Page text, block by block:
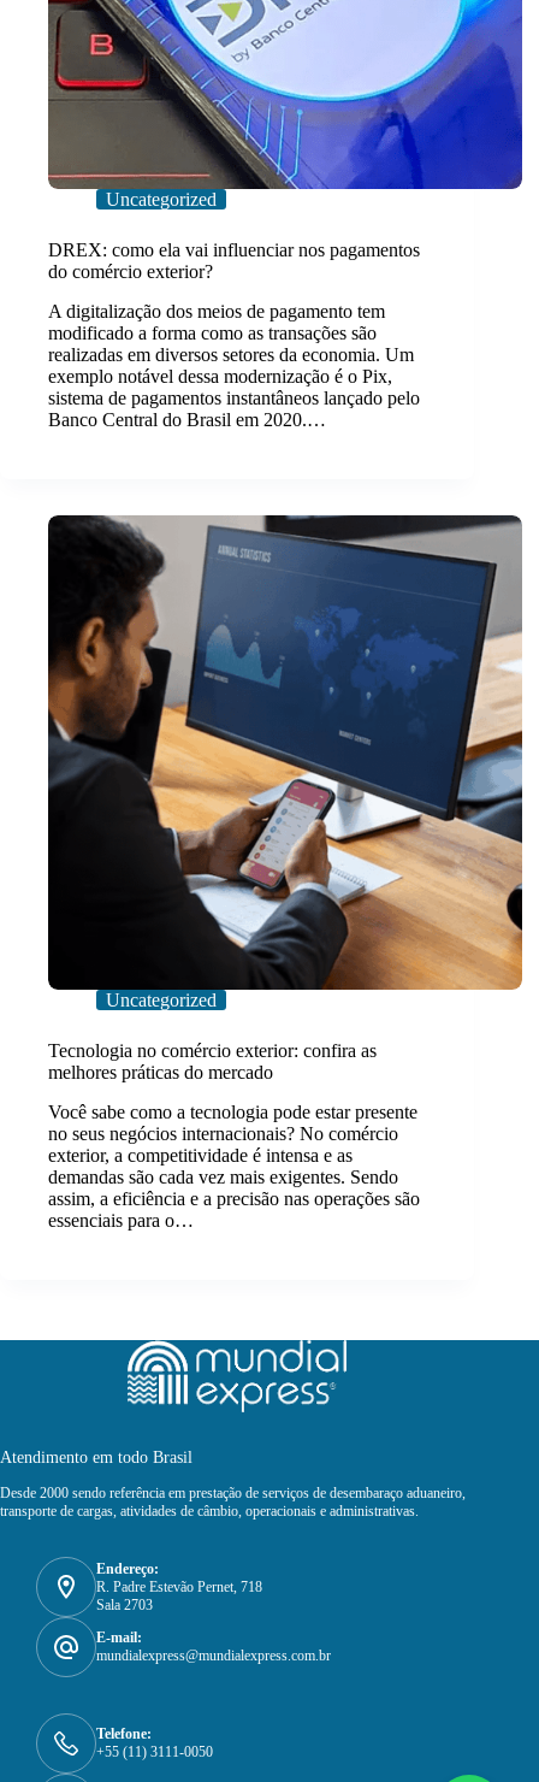
Uncategorized
DREX: como ela vai influenciar nos pagamentos
do comércio exterior?
A digitalização dos meios de pagamento tem
modificado a forma como as transações são
realizadas em diversos setores da economia. Um
exemplo notável dessa modernização é o Pix,
sistema de pagamentos instantâneos lançado pelo
Banco Central do Brasil em 2020.…
Uncategorized
Tecnologia no comércio exterior: confira as
melhores práticas do mercado
Você sabe como a tecnologia pode estar presente
no seus negócios internacionais? No comércio
exterior, a competitividade é intensa e as
demandas são cada vez mais exigentes. Sendo
assim, a eficiência e a precisão nas operações são
essenciais para o…
Atendimento em todo Brasil
Desde 2000 sendo referência em prestação de serviços de desembaraço aduaneiro,
transporte de cargas, atividades de câmbio, operacionais e administrativas.
Endereço:
R. Padre Estevão Pernet, 718
Sala 2703
E-mail:
mundialexpress@mundialexpress.com.br
Telefone:
+55 (11) 3111-0050